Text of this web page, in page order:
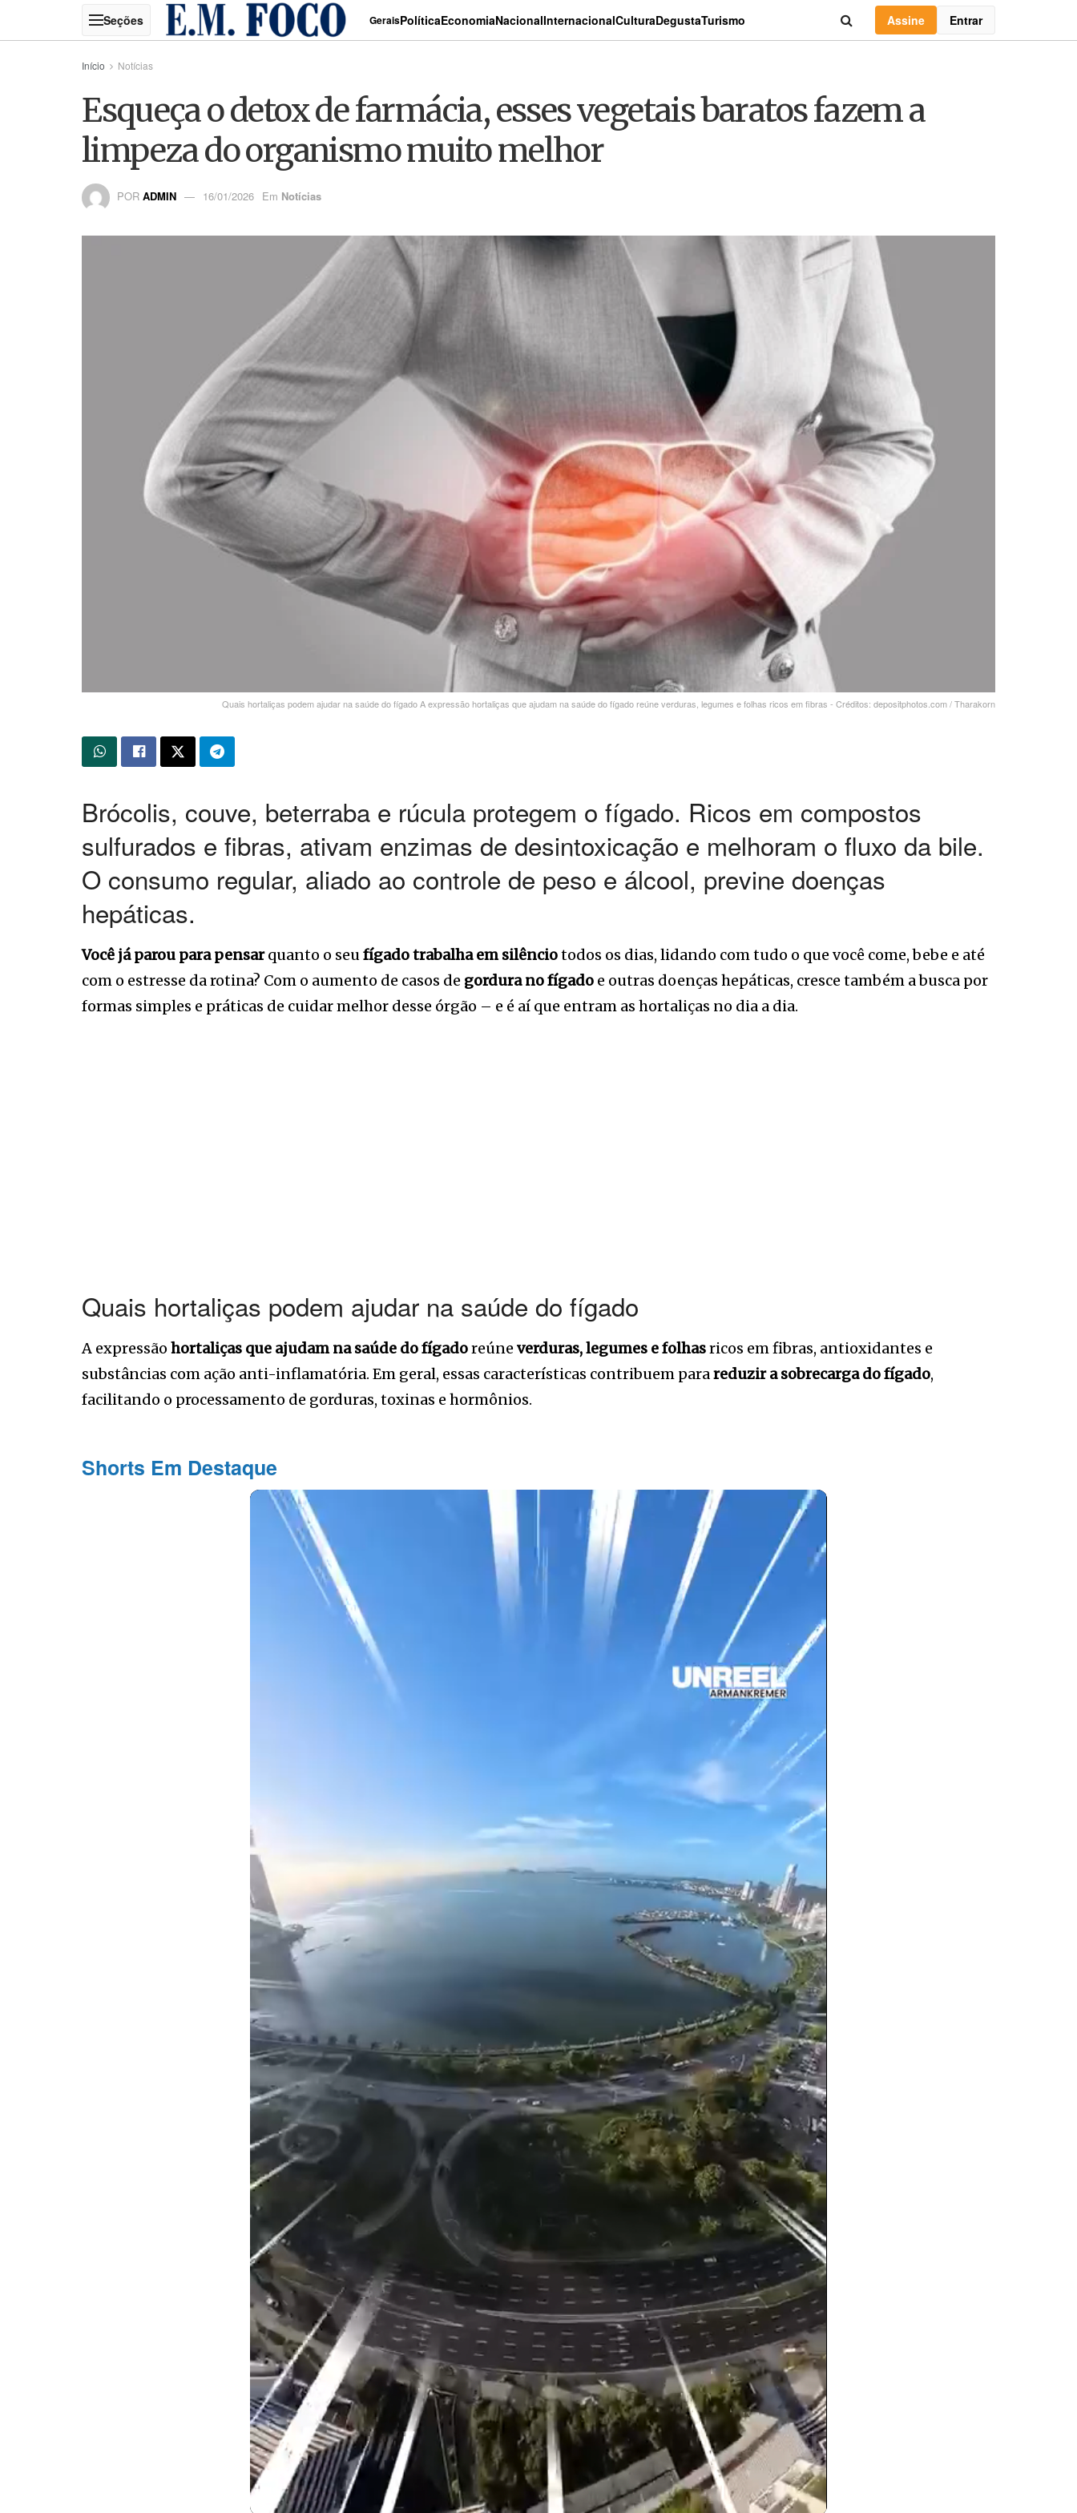
GeraisPolíticaEconomiaNacionalInternacionalCulturaDegustaTurismo Assine Entrar
Início Notícias
Esqueça o detox de farmácia, esses vegetais baratos fazem a
limpeza do organismo muito melhor
POR ADMIN 16/01/2026 Em Notícias
Quais hortaliças podem ajudar na saúde do fígado A expressão hortaliças que ajudam na saúde do fígado reúne verduras, legumes e folhas ricos em fibras - Créditos: depositphotos.com / Tharakorn
Brócolis, couve, beterraba e rúcula protegem o fígado. Ricos em compostos
sulfurados e fibras, ativam enzimas de desintoxicação e melhoram o fluxo da bile.
O consumo regular, aliado ao controle de peso e álcool, previne doenças
hepáticas.
Você já parou para pensarquanto o seufígado trabalha em silênciotodos os dias, lidando com tudo o que você come, bebe e até
com o estresse da rotina? Com o aumento de casos de gordura no fígado e outras doenças hepáticas, cresce também a busca por
formas simples e práticas de cuidar melhor desse órgão – e é aí que entram as hortaliças no dia a dia.
Quais hortaliças podem ajudar na saúde do fígado
A expressão hortaliças que ajudam na saúde do fígadoreúne verduras, legumes e folhasricos em fibras, antioxidantes e
substâncias com ação anti-inflamatória. Em geral, essas características contribuem parareduzir a sobrecarga do fígado,
facilitando o processamento de gorduras, toxinas e hormônios.
Shorts Em Destaque